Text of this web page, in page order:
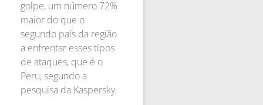
golpe, um número 72%
maior do que o
segundo país da região
a enfrentar esses tipos
de ataques, que é o
Peru, segundo a
pesquisa da Kaspersky.